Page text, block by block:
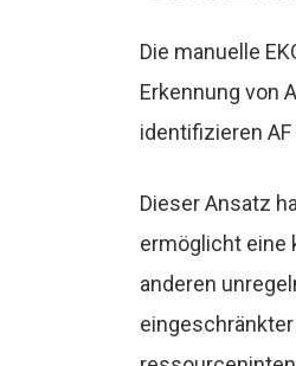
Die manuelle
Erkennung von
identifizieren
Dieser Ansatz
ermöglicht eine
anderen